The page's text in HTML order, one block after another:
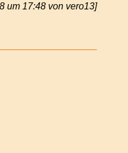
um 17:48 von vero13]